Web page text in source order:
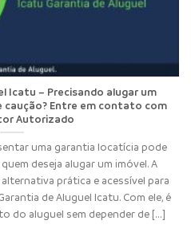
Icatu – Precisando alugar um
caução? Entre em contato com
Autorizado
uma garantia locatícia pode
deseja alugar um imóvel. A
prática e acessível para
de Aluguel Icatu. Com ele, é
do aluguel sem depender de [...]